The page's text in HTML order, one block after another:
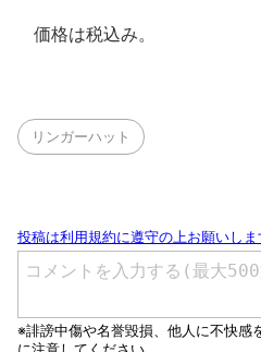
価格は税込み。
リンガーハット